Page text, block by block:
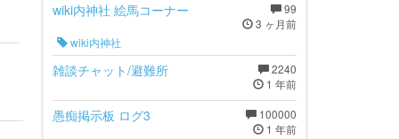
99
3 ヶ月前
wiki内神社 絵馬コーナー
wiki内神社
2240
1 年前
雑談チャット/避難所
100000
1 年前
愚痴掲示板 ログ3